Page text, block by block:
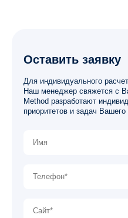
Оставить заявку
Для индивидуального
Наш менеджер свяжется с
Method разработают
приоритетов и задач Вашего